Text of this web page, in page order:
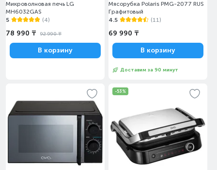
Микроволновая печь LG
MH6032GAS
5
(4)
78 990 ₸ 92 990 ₸
В корзину
Мясорубка Polaris PMG-2077 RUS
Графитовый
4.5
(11)
69 990 ₸
В корзину
Доставим за 90 минут
-53%